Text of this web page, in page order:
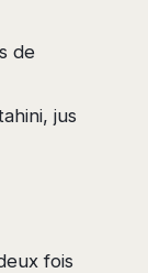
de
jus
fois